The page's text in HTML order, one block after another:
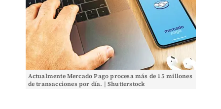
Actualmente Mercado Pago procesa más de 15 millones
de transacciones por día. | Shutterstock